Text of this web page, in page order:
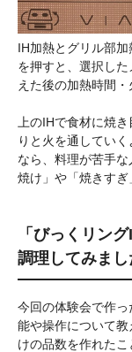
IH加熱とグリル部加
を押すと、選択し
えた後の加熱時間
上のIHで食材に焼
りと火を通してい
なら、料理が苦手
焼け」や「焼きすぎ
「びっくリン
調理してみまし
今回の体験会で作
能や操作について
けの品数を作れたこ